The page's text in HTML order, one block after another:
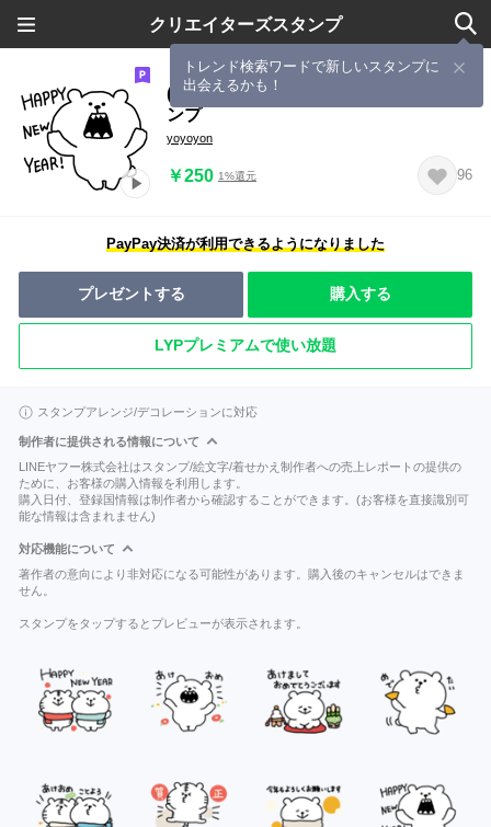
クリエイターズスタンプ
トレンド検索ワードで新しいスタンプに
出会えるかも！
(再販)動くくまおととらたろうのスタ
ンプ
yoyoyon
￥250 1%還元 96
PayPay決済が利用できるようになりました
プレゼントする 購入する
LYPプレミアムで使い放題
スタンプアレンジ/デコレーションに対応
制作者に提供される情報について
LINEヤフー株式会社はスタンプ/絵文字/着せかえ制作者への売上レポートの提供の
ために、お客様の購入情報を利用します。
購入日付、登録国情報は制作者から確認することができます。(お客様を直接識別可
能な情報は含まれません)
対応機能について
著作者の意向により非対応になる可能性があります。購入後のキャンセルはできま
せん。
スタンプをタップするとプレビューが表示されます。